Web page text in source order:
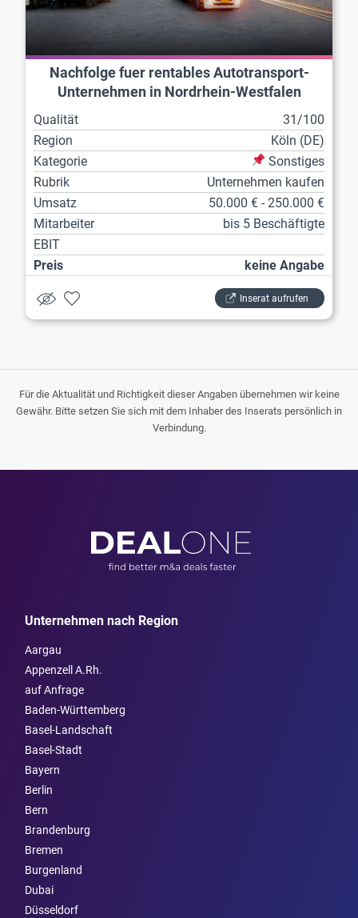
Nachfolge fuer rentables Autotransport-
Unternehmen in Nordrhein-Westfalen
Qualität
31/100
Region
Köln (DE)
Kategorie
Sonstiges
Rubrik
Unternehmen kaufen
Umsatz
50.000 € - 250.000 €
Mitarbeiter
bis 5 Beschäftigte
EBIT
Preis
keine Angabe
Inserat aufrufen
Für die Aktualität und Richtigkeit dieser Angaben übernehmen wir keine
Gewähr. Bitte setzen Sie sich mit dem Inhaber des Inserats persönlich in
Verbindung.
Unternehmen nach Region
Aargau
Appenzell A.Rh.
auf Anfrage
Baden-Württemberg
Basel-Landschaft
Basel-Stadt
Bayern
Berlin
Bern
Brandenburg
Bremen
Burgen­land
Dubai
Düsseldorf